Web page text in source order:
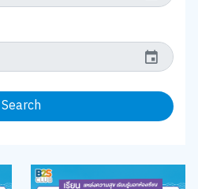
event
Search